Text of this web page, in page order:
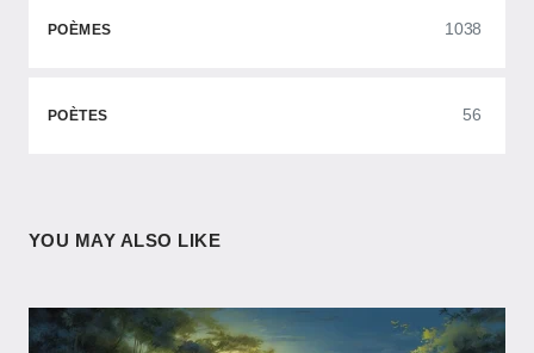
POÈMES 1038
POÈTES 56
YOU MAY ALSO LIKE